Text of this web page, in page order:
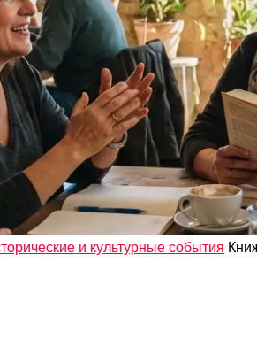
и культурные события